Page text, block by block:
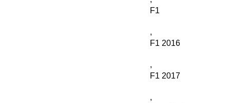
F1
,
F1 2016
,
F1 2017
,